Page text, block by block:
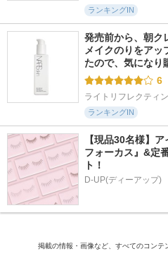
ランキングIN
発売前から、朝ク
メイクのりをアッ
たので、気にな
6
ライトリフレクティ
ランキングIN
【現品30名様】
フォーカス』&定
ト！
D-UP(ディーアップ)
掲載の情報・画像など、すべてのコンテ